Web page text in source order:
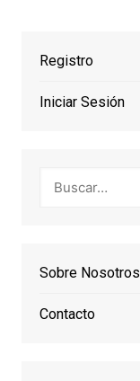
Registro
Iniciar Sesión
Sobre Nosotros
Contacto